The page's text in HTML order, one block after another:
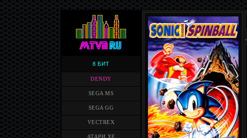
8 БИТ
DENDY
SEGA MS
SEGA GG
VECTREX
АТАРИ XE
.